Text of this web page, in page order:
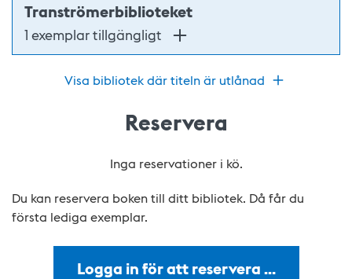
Tranströmerbiblioteket
1 exemplar tillgängligt
Visa bibliotek där titeln är utlånad
Reservera
Inga reservationer i kö.
Du kan reservera boken till ditt bibliotek. Då får du
första lediga exemplar.
Logga in för att reservera …